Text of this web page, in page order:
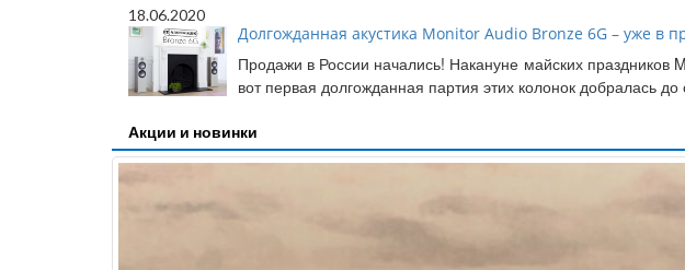
18.06.2020
Долгожданная акустика Monitor Audio Bronze 6G – уже в
Продажи в России начались! Накануне майских праздников
вот первая долгожданная партия этих колонок добралась
Акции и новинки